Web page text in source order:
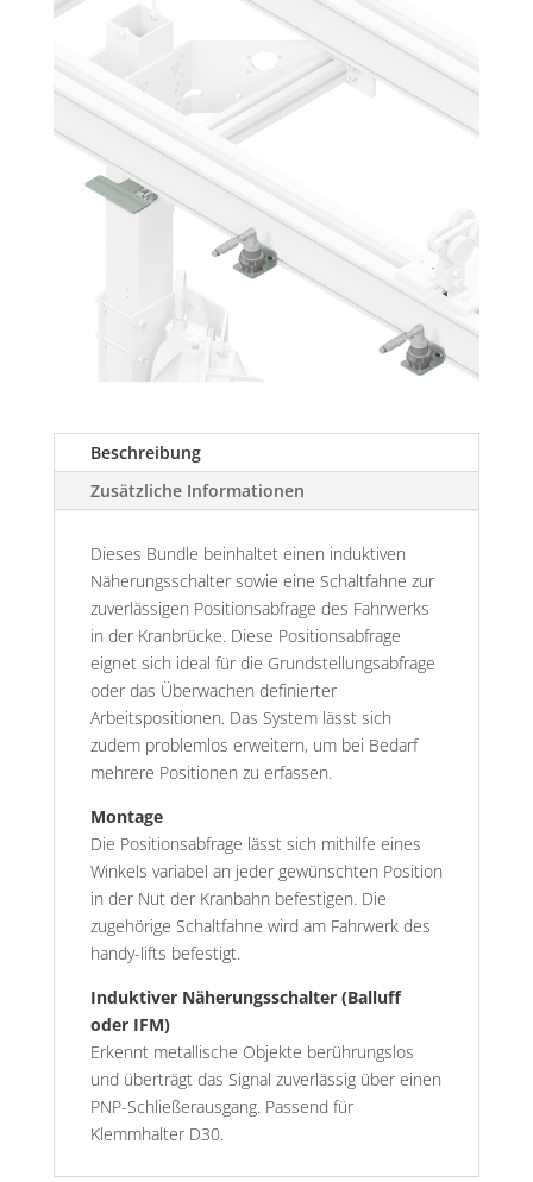
Beschreibung
Zusätzliche Informationen
Dieses Bundle beinhaltet einen induktiven
Näherungsschalter sowie eine Schaltfahne zur
zuverlässigen Positionsabfrage des Fahrwerks
in der Kranbrücke. Diese Positionsabfrage
eignet sich ideal für die Grundstellungsabfrage
oder das Überwachen definierter
Arbeitspositionen. Das System lässt sich
zudem problemlos erweitern, um bei Bedarf
mehrere Positionen zu erfassen.
Montage
Die Positionsabfrage lässt sich mithilfe eines
Winkels variabel an jeder gewünschten Position
in der Nut der Kranbahn befestigen. Die
zugehörige Schaltfahne wird am Fahrwerk des
handy-lifts befestigt.
Induktiver Näherungsschalter (Balluff
oder IFM)
Erkennt metallische Objekte berührungslos
und überträgt das Signal zuverlässig über einen
PNP-Schließerausgang. Passend für
Klemmhalter D30.